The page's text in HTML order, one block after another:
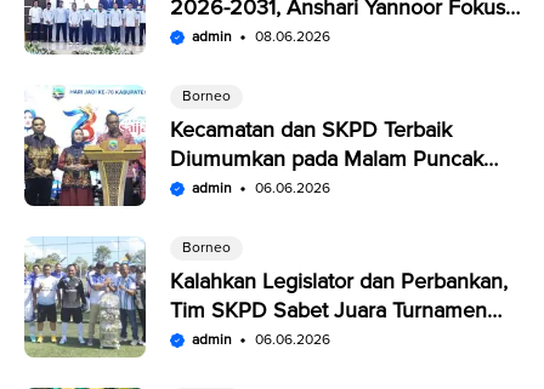
2026-2031, Anshari Yannoor Fokus
Verifikasi Perusahaan Pers
admin 08.06.2026
Borneo
Kecamatan dan SKPD Terbaik
Diumumkan pada Malam Puncak
Penutupan Expo Saijaan Kotabaru
admin 06.06.2026
Borneo
Kalahkan Legislator dan Perbankan,
Tim SKPD Sabet Juara Turnamen
Segitiga Kotabaru
admin 06.06.2026